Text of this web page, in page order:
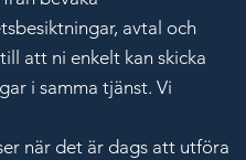
avtal och
att ni enkelt kan skicka
i samma tjänst. Vi
när det är dags att utföra